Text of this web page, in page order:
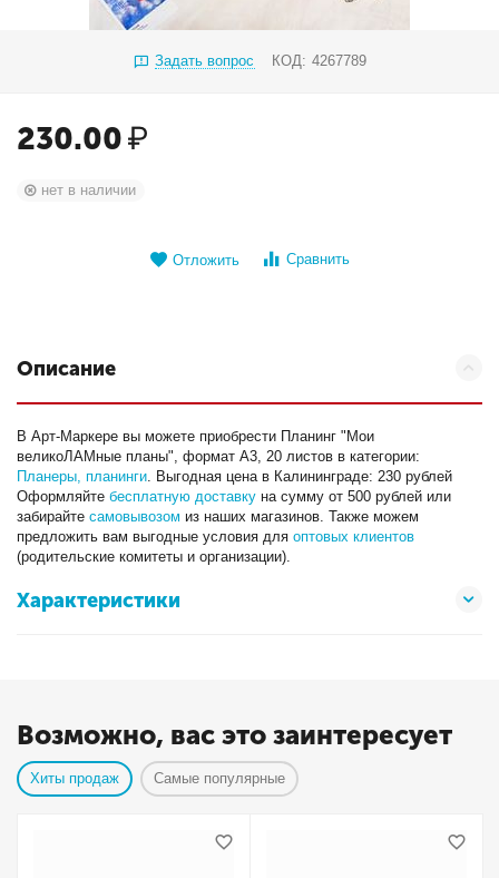
Задать вопрос КОД: 4267789
230.00₽
нет в наличии
Отложить Сравнить
Описание
В Арт-Маркере вы можете приобрести Планинг "Мои
великоЛАМные планы", формат А3, 20 листов в категории:
Планеры, планинги. Выгодная цена в Калининграде: 230 рублей
Оформляйтебесплатную доставку на сумму от 500 рублей или
забирайтесамовывозом из наших магазинов. Также можем
предложить вам выгодные условия дляоптовых клиентов
(родительские комитеты и организации).
Характеристики
Возможно, вас это заинтересует
Хиты продаж Самые популярные